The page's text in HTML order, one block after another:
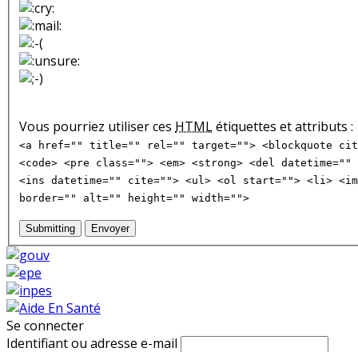
Vous pourriez utiliser ces HTMLétiquettes et attributs :
<a href="" title="" rel="" target=""> <blockquote
<code> <pre class=""> <em> <strong> <del
<ins datetime="" cite=""> <ul> <ol start=""> <li>
border="" alt="" height="" width="">
Submitting Envoyer
Se connecter
Identifiant ou adresse e-mail